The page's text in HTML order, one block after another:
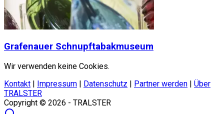
Grafenauer Schnupftabakmuseum
Wir verwenden keine Cookies.
Kontakt | Impressum | Datenschutz | Partner werden | Über
TRALSTER
Copyright © 2026 - TRALSTER